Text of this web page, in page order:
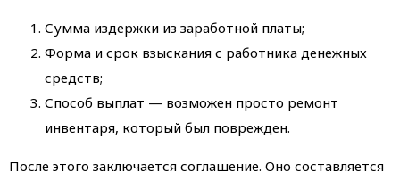
Сумма издержки из заработной платы;
Форма и срок взыскания с работника денежных
средств;
Способ выплат — возможен просто ремонт
инвентаря, который был поврежден.
После этого заключается соглашение. Оно составляется